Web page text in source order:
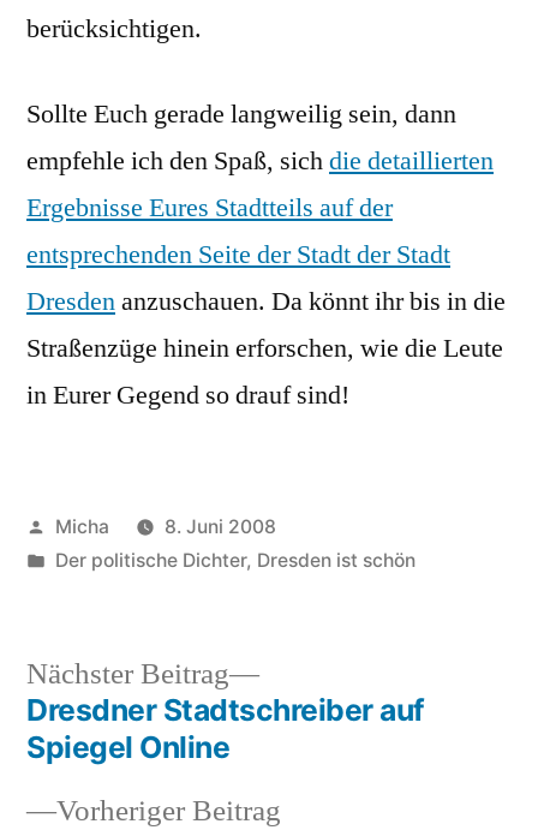
berücksichtigen.
Sollte Euch gerade langweilig sein, dann
empfehle ich den Spaß, sichdie detaillierten
Ergebnisse Eures Stadtteils auf der
entsprechenden Seite der Stadt der Stadt
Dresdenanzuschauen. Da könnt ihr bis in die
Straßenzüge hinein erforschen, wie die Leute
in Eurer Gegend so drauf sind!
Veröffentlicht
von
Micha
8. Juni 2008
Veröffentlicht
Der politische Dichter, Dresden ist schön
Beitragsnavigation
Vorheriger Beitrag
Nächster Beitrag
Nächster
Beitrag:
Dresdner Stadtschreiber auf
Spiegel Online